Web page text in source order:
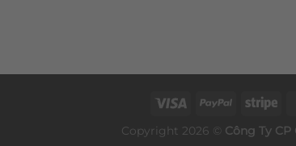
Copyright 2026 © Công Ty CP